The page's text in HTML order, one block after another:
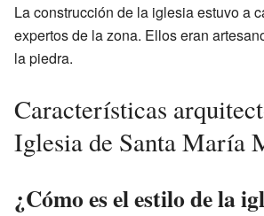
La construcción de la iglesia estuvo a
expertos de la zona. Ellos eran
la piedra.
Características
Iglesia de Santa María
¿Cómo es el estilo de la